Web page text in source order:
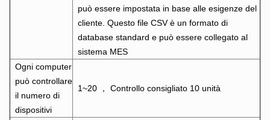
può essere impostata in base alle esigenze del
cliente. Questo file CSV è un formato di
database standard e può essere collegato al
sistema MES
Ogni computer
può controllare
il numero di
dispositivi
1~20 ， Controllo consigliato 10 unità